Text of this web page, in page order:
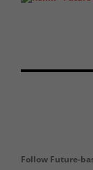
Follow Future-